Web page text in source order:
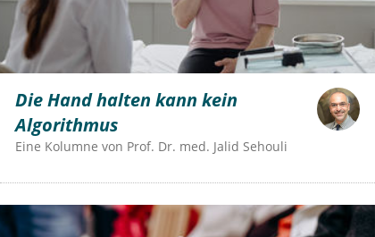
Die Hand halten kann kein
Algorithmus
Eine Kolumne von Prof. Dr. med. Jalid Sehouli